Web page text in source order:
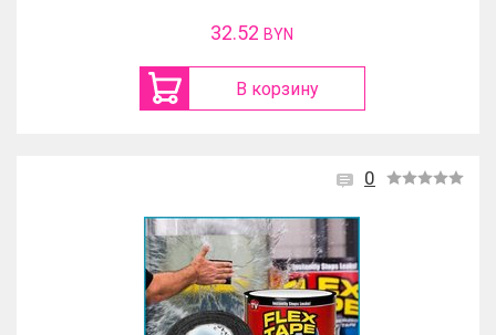
32.52 BYN
В корзину
0